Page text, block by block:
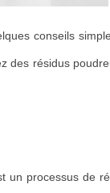
conseils
des résidus
un processus de